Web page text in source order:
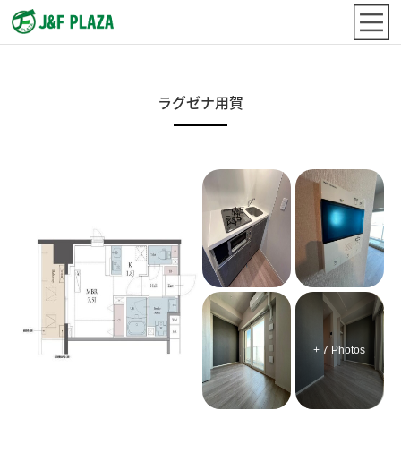
ラグゼナ用賀
+ 7 Photos